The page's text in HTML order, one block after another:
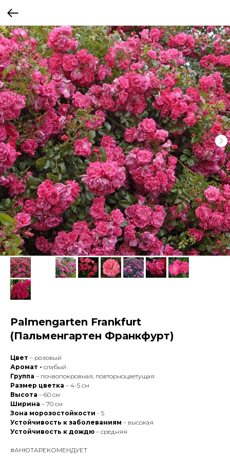
Palmengarten Frankfurt
(Пальменгартен Франкфурт)
Цвет – розовый
Аромат - слабый
Группа – почвопокровная, повторноцветущая
Размер цветка – 4-5 см
Высота – 60 см
Ширина – 70 см
Зона морозостойкости - 5
Устойчивость к заболеваниям – высокая
Устойчивость к дождю – средняя
#АНЮТАРЕКОМЕНДУЕТ